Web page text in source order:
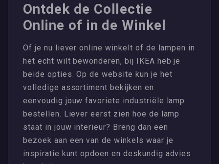
Ontdek de Collectie
Online of in de Winkel
Of je nu liever online winkelt of de lampen in
het echt wilt bewonderen, bij IKEA heb je
beide opties. Op de website kun je het
volledige assortiment bekijken en
eenvoudig jouw favoriete industriële lamp
bestellen. Liever eerst zien hoe de lamp
staat in jouw interieur? Breng dan een
bezoek aan een van de winkels waar je
inspiratie kunt opdoen en deskundig advies